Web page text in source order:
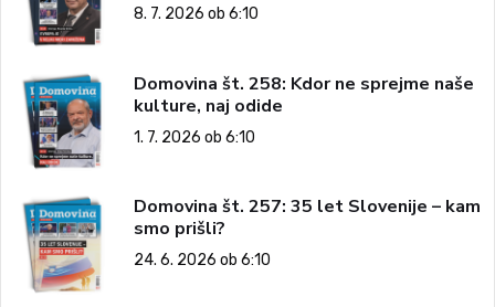
8. 7. 2026 ob 6:10
Domovina št. 258: Kdor ne sprejme naše
kulture, naj odide
1. 7. 2026 ob 6:10
Domovina št. 257: 35 let Slovenije – kam
smo prišli?
24. 6. 2026 ob 6:10